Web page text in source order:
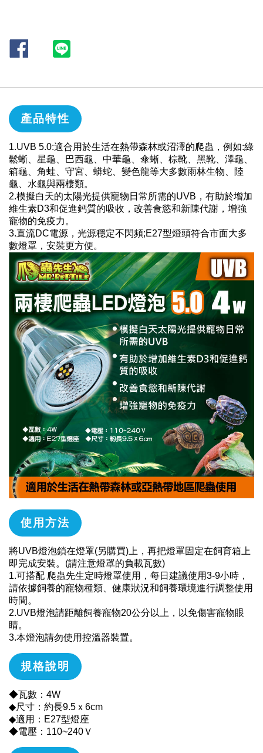
產品特性
1.UVB 5.0:適合用於生活在熱帶森林或沼澤的爬蟲，例如:綠
鬆蜥、星龜、巴西龜、中華龜、傘蜥、棕靴、黑靴、澤龜、
箱龜、角蛙、守宮、蟒蛇、變色龍等大多數雨林生物、陸
龜、水龜與兩棲類。
2.模擬白天的太陽光提供寵物日常所需的UVB，有助於增加
維生素D3和促進鈣質的吸收，改善食慾和新陳代謝，增強
寵物的免疫力。
3.直流DC電源，光源穩定不閃頻;E27型燈頭符合市面大多
數燈罩，安裝更方便。
使用方法
將UVB燈泡鎖在燈罩(另購買)上，再把燈罩固定在飼育箱上
即完成安裝。(請注意燈罩的負載瓦數)
1.可搭配 爬蟲先生定時燈罩使用，每日建議使用3-9小時，
請依據飼養的寵物種類、健康狀況和飼養環境進行調整使用
時間。
2.UVB燈泡請距離飼養寵物20公分以上，以免傷害寵物眼
睛。
3.本燈泡請勿使用控溫器裝置。
規格說明
◆瓦數：4W
◆尺寸：約長9.5ｘ6cm
◆適用：E27型燈座
◆電壓：110~240Ｖ